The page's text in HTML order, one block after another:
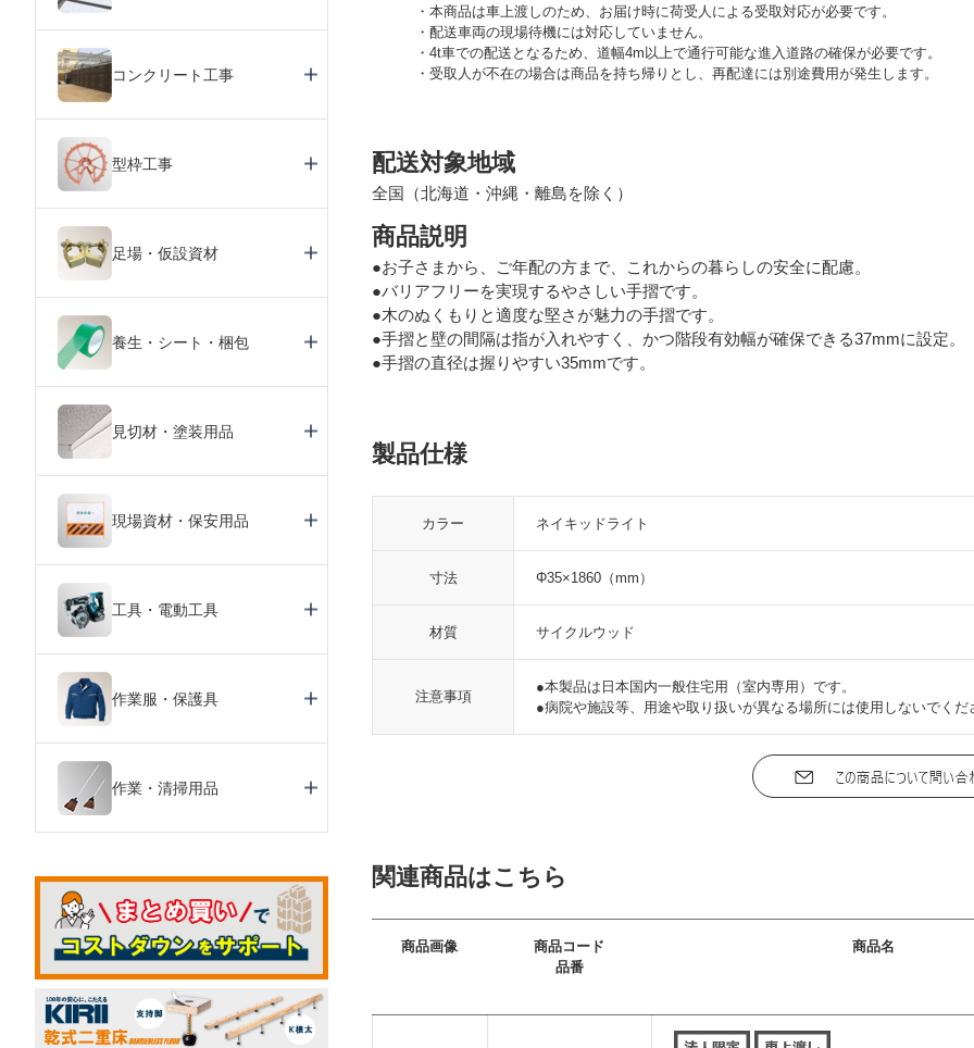
本商品は車上渡しのため、お届け時に荷受人による受取対応が必要です。
配送車両の現場待機には対応していません。
4t車での配送となるため、道幅4m以上で通行可能な進入道路の確保が必要です。
受取人が不在の場合は商品を持ち帰りとし、再配達には別途費用が発生します。
配送対象地域
全国（北海道・沖縄・離島を除く）
商品説明
●お子さまから、ご年配の方まで、これからの暮らしの安全に配慮。
●バリアフリーを実現するやさしい手摺です。
●木のぬくもりと適度な堅さが魅力の手摺です。
●手摺と壁の間隔は指が入れやすく、かつ階段有効幅が確保できる37mmに設定。
●手摺の直径は握りやすい35mmです。
製品仕様
カラー ネイキッドライト
寸法 Φ35×1860（mm）
材質 サイクルウッド
注意事項
●本製品は日本国内一般住宅用（室内専用）です。
●病院や施設等、用途や取り扱いが異なる場所には使用しないでくだ
関連商品はこちら
商品画像
商品コード
品番
商品名
コンクリート工事
型枠工事
足場・仮設資材
養生・シート・梱包
見切材・塗装用品
現場資材・保安用品
工具・電動工具
作業服・保護具
作業・清掃用品